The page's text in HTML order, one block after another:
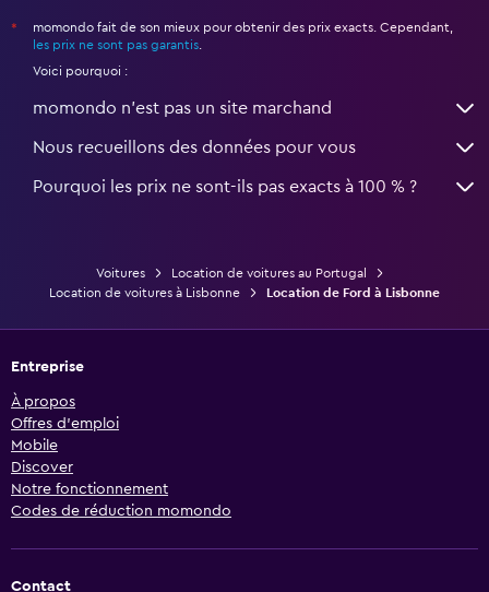
*
momondo fait de son mieux pour obtenir des prix exacts. Cependant,
les prix ne sont pas garantis
Voici pourquoi :
momondo n'est pas un site marchand
Nous recueillons des données pour vous
Pourquoi les prix ne sont-ils pas exacts à 100 % ?
Voitures
Location de voitures au Portugal
Location de voitures à Lisbonne
Location de Ford à Lisbonne
Entreprise
À propos
Offres d’emploi
Mobile
Discover
Notre fonctionnement
Codes de réduction momondo
Contact